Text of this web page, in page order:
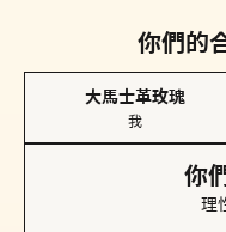
你們的
大馬士革玫瑰
我
你
理